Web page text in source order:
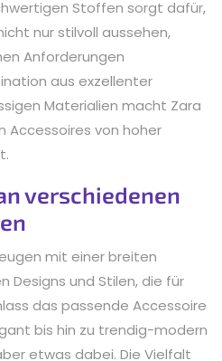
Stoffen sorgt dafür,
nur stilvoll aussehen,
Anforderungen
aus exzellenter
Materialien macht Zara
Accessoires von hoher
verschiedenen
mit einer breiten
Designs und Stilen, die für
das passende Accessoire
bis hin zu trendig-modern
etwas dabei. Die Vielfalt